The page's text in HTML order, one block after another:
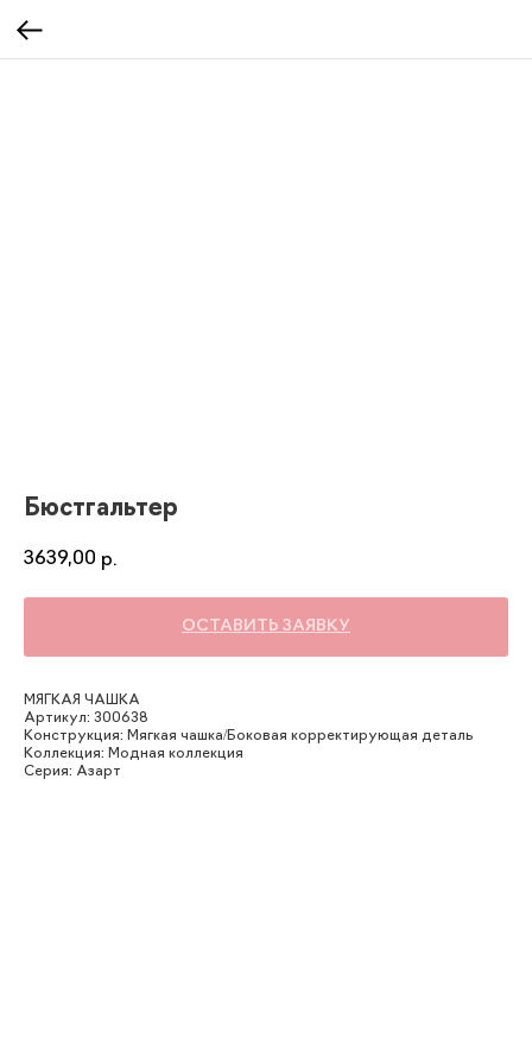
Бюстгальтер
3639,00 р.
ОСТАВИТЬ ЗАЯВКУ
МЯГКАЯ ЧАШКА
Артикул: 300638
Конструкция: Мягкая чашка/Боковая корректирующая деталь
Коллекция: Модная коллекция
Серия: Азарт